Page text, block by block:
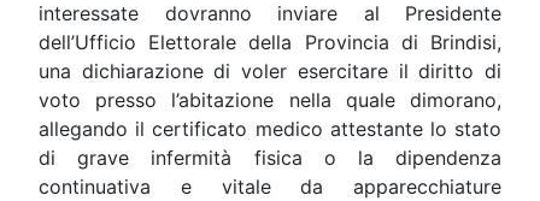
interessate dovranno inviare al Presidente
dell’Ufficio Elettorale della Provincia di Brindisi,
una dichiarazione di voler esercitare il diritto di
voto presso l’abitazione nella quale dimorano,
allegando il certificato medico attestante lo stato
di grave infermità fisica o la dipendenza
continuativa e vitale da apparecchiature